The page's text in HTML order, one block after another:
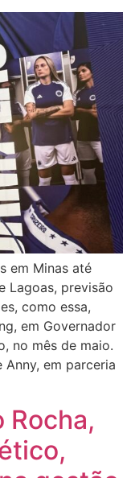
em Minas até
Lagoas, previsão
como essa,
em Governador
no mês de maio.
em parceria
Rocha,